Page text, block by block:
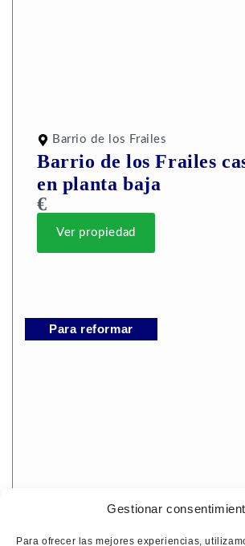
Gestionar
Para ofrecer las mejores experiencias,
Barrio de los Frailes
Barrio de los Frailes
en planta baja
€
Ver propiedad
Para reformar
Amor de Dios